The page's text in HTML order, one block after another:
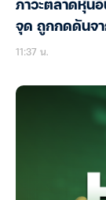
ภาวะตลาดหุ้น
จุด ถูกกดดันจา
11:37 น.